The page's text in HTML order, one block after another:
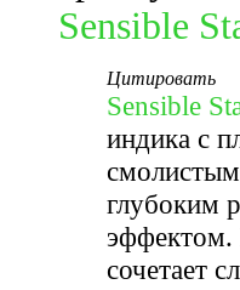
Sensible
Цитировать
Sensible
индика с
глубоким
эффектом.
сочетает